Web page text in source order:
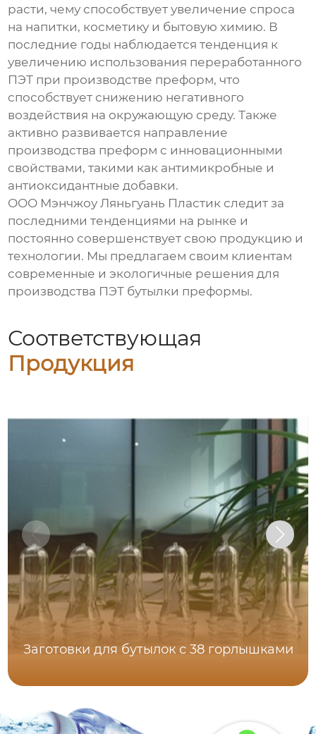
расти, чему способствует увеличение спроса
на напитки, косметику и бытовую химию. В
последние годы наблюдается тенденция к
увеличению использования переработанного
ПЭТ при производстве преформ, что
способствует снижению негативного
воздействия на окружающую среду. Также
активно развивается направление
производства преформ с инновационными
свойствами, такими как антимикробные и
антиоксидантные добавки.
ООО Мэнчжоу Ляньгуань Пластик следит за
последними тенденциями на рынке и
постоянно совершенствует свою продукцию и
технологии. Мы предлагаем своим клиентам
современные и экологичные решения для
производства ПЭТ бутылки преформы.
Соответствующая
Продукция
Заготовки для бутылок с 38 горлышками